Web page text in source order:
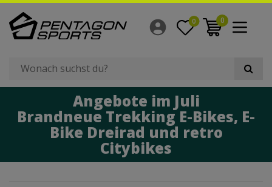
0 0
Angebote im Juli
Brandneue Trekking E-Bikes, E-
Bike Dreirad und retro
Citybikes
Filter
×
Radgröße